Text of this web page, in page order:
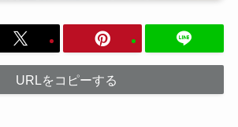
URLをコピーする